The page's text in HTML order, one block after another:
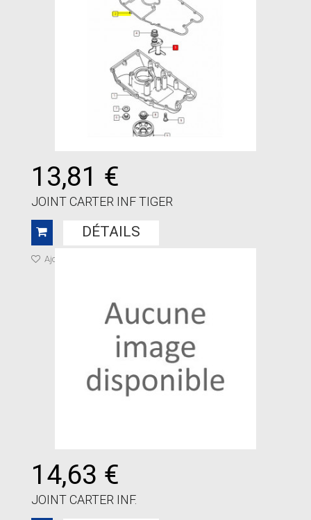
13,81 €
JOINT CARTER INF TIGER
DÉTAILS
Ajouter à ma liste de cadeaux
14,63 €
JOINT CARTER INF.